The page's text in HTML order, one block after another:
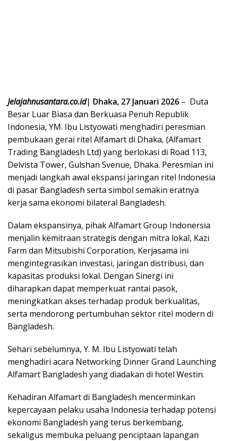
Jelajahnusantara.co.id| Dhaka, 27 Januari 2026 – Duta
Besar Luar Biasa dan Berkuasa Penuh Republik
Indonesia, YM. Ibu Listyowati menghadiri peresmian
pembukaan gerai ritel Alfamart di Dhaka, (Alfamart
Trading Bangladesh Ltd) yang berlokasi di Road 113,
Delvista Tower, Gulshan Svenue, Dhaka. Peresmian ini
menjadi langkah awal ekspansi jaringan ritel Indonesia
di pasar Bangladesh serta simbol semakin eratnya
kerja sama ekonomi bilateral Bangladesh.
Dalam ekspansinya, pihak Alfamart Group Indonersia
menjalin kemitraan strategis dengan mitra lokal, Kazi
Farm dan Mitsubishi Corporation, Kerjasama ini
mengintegrasikan investasi, jaringan distribusi, dan
kapasitas produksi lokal. Dengan Sinergi ini
diharapkan dapat memperkuat rantai pasok,
meningkatkan akses terhadap produk berkualitas,
serta mendorong pertumbuhan sektor ritel modern di
Bangladesh.
Sehari sebelumnya, Y. M. Ibu Listyowati telah
menghadiri acara Networking Dinner Grand Launching
Alfamart Bangladesh yang diadakan di hotel Westin.
Kehadiran Alfamart di Bangladesh mencerminkan
kepercayaan pelaku usaha Indonesia terhadap potensi
ekonomi Bangladesh yang terus berkembang,
sekaligus membuka peluang penciptaan lapangan